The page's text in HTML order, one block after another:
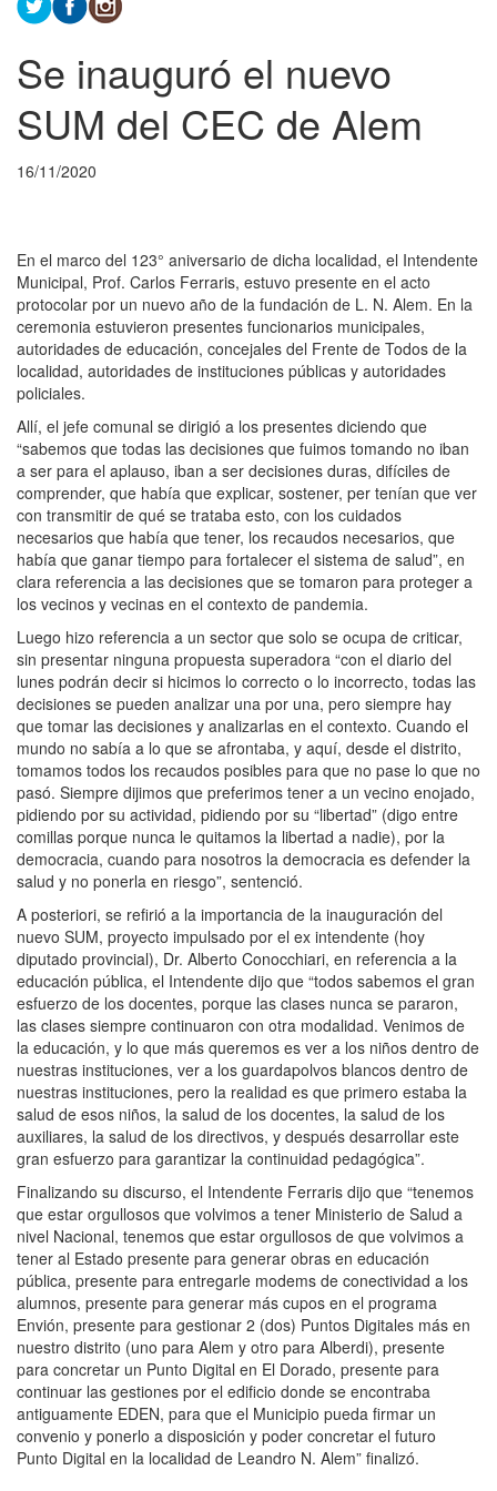
Se inauguró el nuevo
SUM del CEC de Alem
16/11/2020
En el marco del 123° aniversario de dicha localidad, el Intendente
Municipal, Prof. Carlos Ferraris, estuvo presente en el acto
protocolar por un nuevo año de la fundación de L. N. Alem. En la
ceremonia estuvieron presentes funcionarios municipales,
autoridades de educación, concejales del Frente de Todos de la
localidad, autoridades de instituciones públicas y autoridades
policiales.
Allí, el jefe comunal se dirigió a los presentes diciendo que
“sabemos que todas las decisiones que fuimos tomando no iban
a ser para el aplauso, iban a ser decisiones duras, difíciles de
comprender, que había que explicar, sostener, per tenían que ver
con transmitir de qué se trataba esto, con los cuidados
necesarios que había que tener, los recaudos necesarios, que
había que ganar tiempo para fortalecer el sistema de salud”, en
clara referencia a las decisiones que se tomaron para proteger a
los vecinos y vecinas en el contexto de pandemia.
Luego hizo referencia a un sector que solo se ocupa de criticar,
sin presentar ninguna propuesta superadora “con el diario del
lunes podrán decir si hicimos lo correcto o lo incorrecto, todas las
decisiones se pueden analizar una por una, pero siempre hay
que tomar las decisiones y analizarlas en el contexto. Cuando el
mundo no sabía a lo que se afrontaba, y aquí, desde el distrito,
tomamos todos los recaudos posibles para que no pase lo que no
pasó. Siempre dijimos que preferimos tener a un vecino enojado,
pidiendo por su actividad, pidiendo por su “libertad” (digo entre
comillas porque nunca le quitamos la libertad a nadie), por la
democracia, cuando para nosotros la democracia es defender la
salud y no ponerla en riesgo”, sentenció.
A posteriori, se refirió a la importancia de la inauguración del
nuevo SUM, proyecto impulsado por el ex intendente (hoy
diputado provincial), Dr. Alberto Conocchiari, en referencia a la
educación pública, el Intendente dijo que “todos sabemos el gran
esfuerzo de los docentes, porque las clases nunca se pararon,
las clases siempre continuaron con otra modalidad. Venimos de
la educación, y lo que más queremos es ver a los niños dentro de
nuestras instituciones, ver a los guardapolvos blancos dentro de
nuestras instituciones, pero la realidad es que primero estaba la
salud de esos niños, la salud de los docentes, la salud de los
auxiliares, la salud de los directivos, y después desarrollar este
gran esfuerzo para garantizar la continuidad pedagógica”.
Finalizando su discurso, el Intendente Ferraris dijo que “tenemos
que estar orgullosos que volvimos a tener Ministerio de Salud a
nivel Nacional, tenemos que estar orgullosos de que volvimos a
tener al Estado presente para generar obras en educación
pública, presente para entregarle modems de conectividad a los
alumnos, presente para generar más cupos en el programa
Envión, presente para gestionar 2 (dos) Puntos Digitales más en
nuestro distrito (uno para Alem y otro para Alberdi), presente
para concretar un Punto Digital en El Dorado, presente para
continuar las gestiones por el edificio donde se encontraba
antiguamente EDEN, para que el Municipio pueda firmar un
convenio y ponerlo a disposición y poder concretar el futuro
Punto Digital en la localidad de Leandro N. Alem” finalizó.